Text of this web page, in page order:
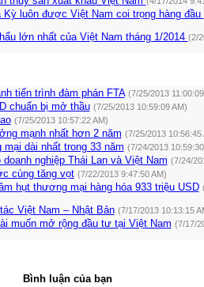
luôn được Việt Nam coi trọng hàng đầu
lớn nhất của Việt Nam tháng 1/2014 (2/
tiến trình đàm phán FTA (7/25/2013
chuẩn bị mở thầu (7/25/2013 10:59:09 AM)
(7/25/2013 10:57:22 AM)
mạnh nhất hơn 2 năm (7/25/2013 10:56:45
dài nhất trong 33 năm (7/24/2013
nghiệp Thái Lan và Việt Nam (7/24/
cùng tăng vọt (7/22/2013 9:47:50 AM)
hụt thương mại hàng hóa 933 triệu USD
Việt Nam – Nhật Bản (7/17/2013 10:13:15
muốn mở rộng đầu tư tại Việt Nam (7/17/
Bình luận của bạn